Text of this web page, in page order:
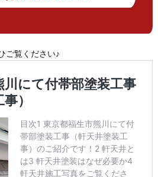
ご覧ください♪